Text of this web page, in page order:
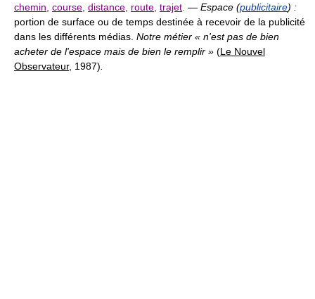
chemin course distance route trajet — Espace (publicitaire) :
portion de surface ou de temps destinée à recevoir de la publicité
dans les différents médias. Notre métier « n'est pas de bien
acheter de l'espace mais de bien le remplir » (Le Nouvel
Observateur, 1987)